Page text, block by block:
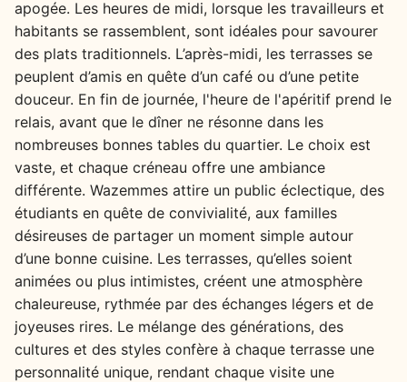
apogée. Les heures de midi, lorsque les travailleurs et
habitants se rassemblent, sont idéales pour savourer
des plats traditionnels. L’après-midi, les terrasses se
peuplent d’amis en quête d’un café ou d’une petite
douceur. En fin de journée, l'heure de l'apéritif prend le
relais, avant que le dîner ne résonne dans les
nombreuses bonnes tables du quartier. Le choix est
vaste, et chaque créneau offre une ambiance
différente. Wazemmes attire un public éclectique, des
étudiants en quête de convivialité, aux familles
désireuses de partager un moment simple autour
d’une bonne cuisine. Les terrasses, qu’elles soient
animées ou plus intimistes, créent une atmosphère
chaleureuse, rythmée par des échanges légers et de
joyeuses rires. Le mélange des générations, des
cultures et des styles confère à chaque terrasse une
personnalité unique, rendant chaque visite une